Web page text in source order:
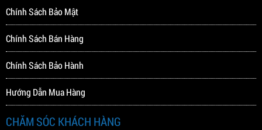
Chính Sách Bảo Mật
Chính Sách Bán Hàng
Chính Sách Bảo Hành
Hướng Dẫn Mua Hàng
CHĂM SÓC KHÁCH HÀNG